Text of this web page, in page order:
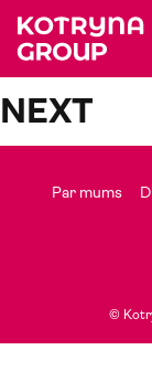
NEXT
Par mums
©